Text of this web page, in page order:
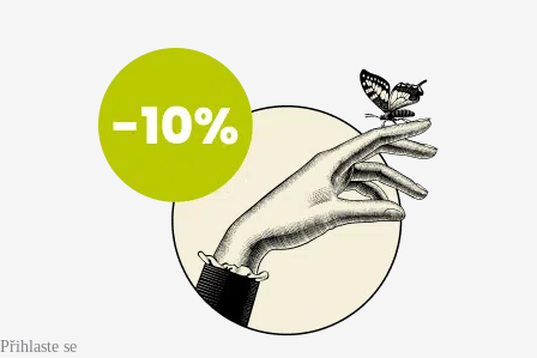
Přihlaste se